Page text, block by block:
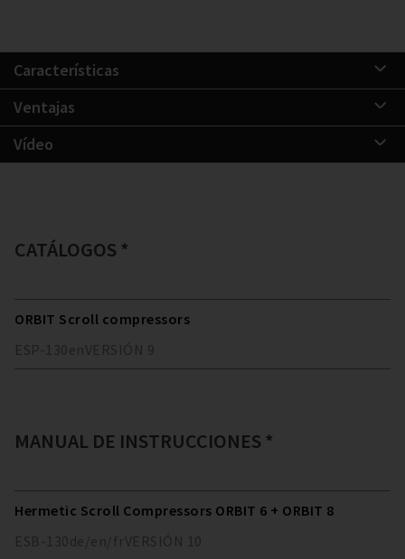
Características
Ventajas
Vídeo
CATÁLOGOS *
ORBIT Scroll compressors
ESP-130enVERSIÓN 9
MANUAL DE INSTRUCCIONES *
Hermetic Scroll Compressors ORBIT 6 + ORBIT 8
ESB-130de/en/fr VERSIÓN 10